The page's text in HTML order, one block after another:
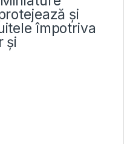
și
împotriva
și